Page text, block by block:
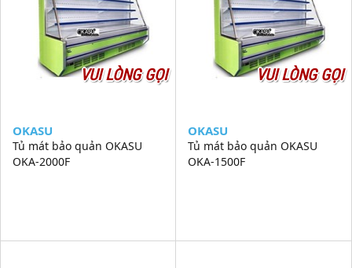
VUI LÒNG GỌI
OKASU
Tủ mát bảo quản OKASU
OKA-2000F
VUI LÒNG GỌI
OKASU
Tủ mát bảo quản OKASU
OKA-1500F